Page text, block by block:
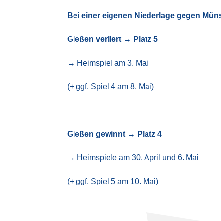
Bei einer eigenen Niederlage gegen
Gießen verliert → Platz 5
→ Heimspiel am 3. Mai
(+ ggf. Spiel 4 am 8. Mai)
Gießen gewinnt → Platz 4
→ Heimspiele am 30. April und 6. Mai
(+ ggf. Spiel 5 am 10. Mai)